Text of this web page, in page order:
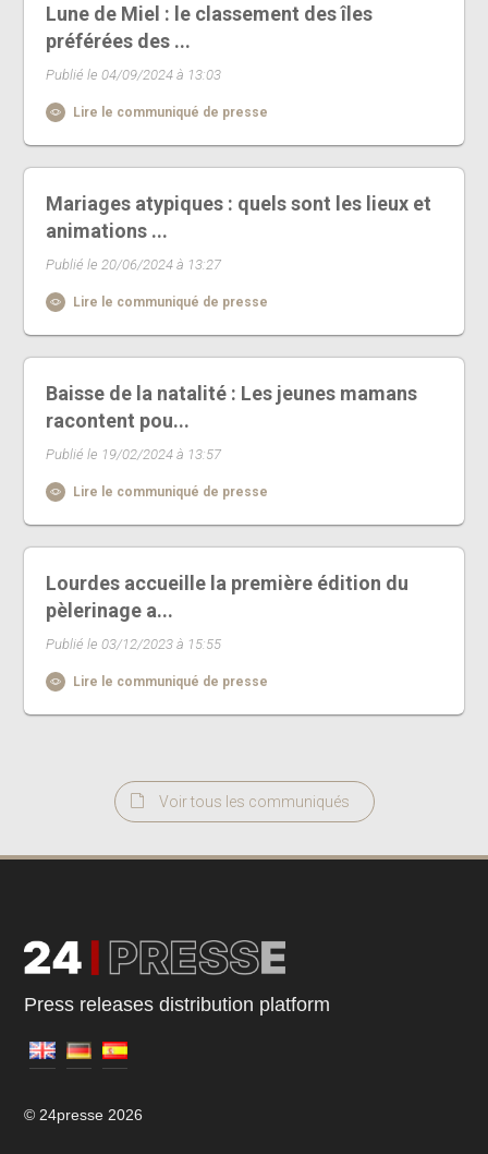
Lune de Miel : le classement des îles
préférées des ...
Publié le 04/09/2024 à 13:03
Lire le communiqué de presse
Mariages atypiques : quels sont les lieux et
animations ...
Publié le 20/06/2024 à 13:27
Lire le communiqué de presse
Baisse de la natalité : Les jeunes mamans
racontent pou...
Publié le 19/02/2024 à 13:57
Lire le communiqué de presse
Lourdes accueille la première édition du
pèlerinage a...
Publié le 03/12/2023 à 15:55
Lire le communiqué de presse
Voir tous les communiqués
Press releases distribution platform
© 24presse 2026